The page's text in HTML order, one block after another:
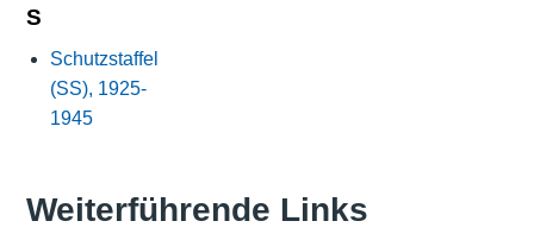
S
Schutzstaffel
(SS), 1925-
1945
Weiterführende Links